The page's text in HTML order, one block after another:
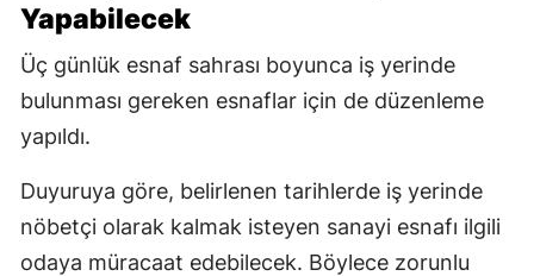
Yapabilecek
Üç günlük esnaf sahrası boyunca iş yerinde
bulunması gereken esnaflar için de düzenleme
yapıldı.
Duyuruya göre, belirlenen tarihlerde iş yerinde
nöbetçi olarak kalmak isteyen sanayi esnafı ilgili
odaya müracaat edebilecek. Böylece zorunlu